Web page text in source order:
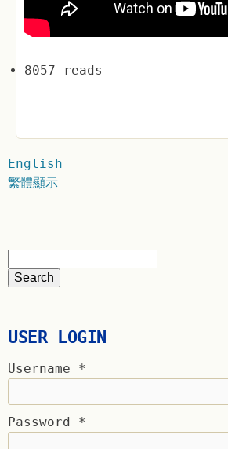
8057 reads
English
繁體顯示
USER LOGIN
Username *
Password *